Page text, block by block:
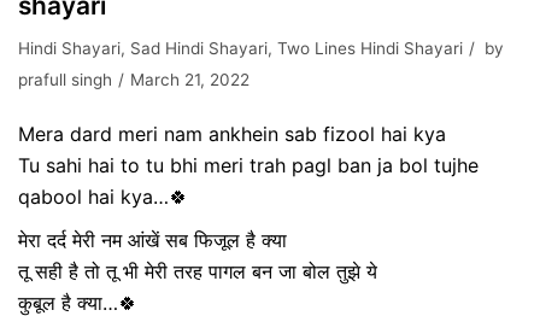
Hindi Shayari, Sad Hindi Shayari, Two Lines Hindi Shayari
by
prafull singh
March 21, 2022
Mera dard meri nam ankhein sab fizool hai kya
Tu sahi hai to tu bhi meri trah pagl ban ja bol tujhe
qabool hai kya…🍀
मेरा दर्द मेरी नम आंखें सब फिजूल है क्या
तू सही है तो तू भी मेरी तरह पागल बन जा बोल तुझे ये
कुबूल है क्या…🍀